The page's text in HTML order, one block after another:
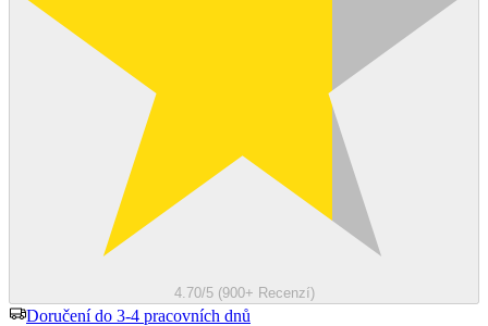
4.70/5 (900+ Recenzí)
Doručení do 3-4 pracovních dnů